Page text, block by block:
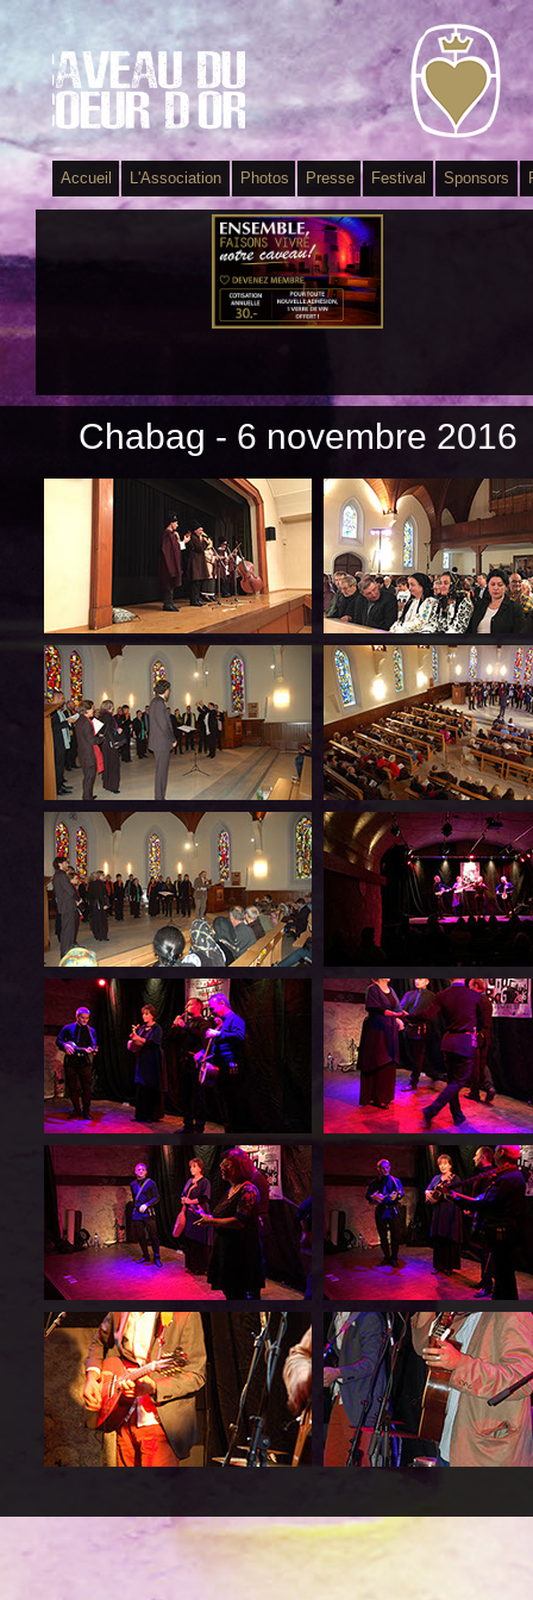
Accueil L'Association Photos Presse Festival Sponsors
Chabag - 6 novembre 2016